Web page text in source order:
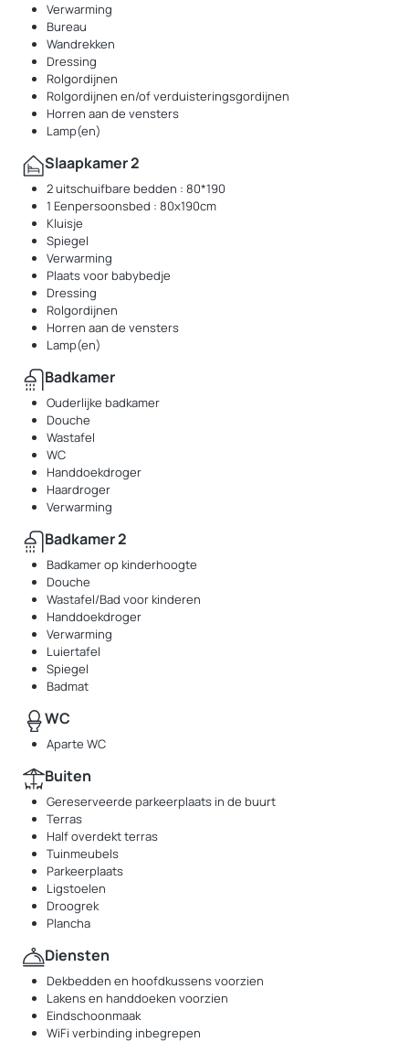
Verwarming
Bureau
Wandrekken
Dressing
Rolgordijnen
Rolgordijnen en/of verduisteringsgordijnen
Horren aan de vensters
Lamp(en)
Slaapkamer 2
2 uitschuifbare bedden : 80*190
1 Eenpersoonsbed : 80x190cm
Kluisje
Spiegel
Verwarming
Plaats voor babybedje
Dressing
Rolgordijnen
Horren aan de vensters
Lamp(en)
Badkamer
Ouderlijke badkamer
Douche
Wastafel
WC
Handdoekdroger
Haardroger
Verwarming
Badkamer 2
Badkamer op kinderhoogte
Douche
Wastafel/Bad voor kinderen
Handdoekdroger
Verwarming
Luiertafel
Spiegel
Badmat
WC
Aparte WC
Buiten
Gereserveerde parkeerplaats in de buurt
Terras
Half overdekt terras
Tuinmeubels
Parkeerplaats
Ligstoelen
Droogrek
Plancha
Diensten
Dekbedden en hoofdkussens voorzien
Lakens en handdoeken voorzien
Eindschoonmaak
WiFi verbinding inbegrepen